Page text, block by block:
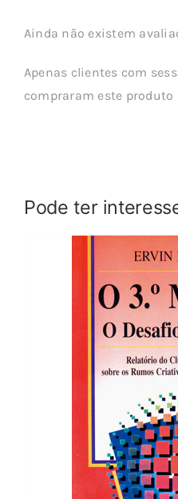
Ainda não existem
Apenas clientes com
compraram este
Pode ter